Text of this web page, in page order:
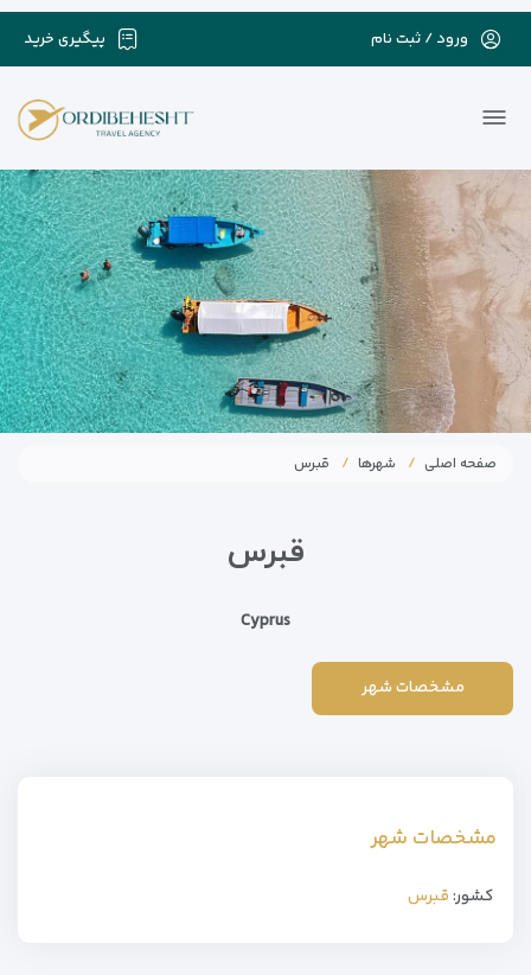
پیگیری خرید ورود / ثبت نام
صفحه اصلی شهرها قبرس
قبرس
Cyprus
مشخصات شهر
مشخصات شهر
کشور:قبرس